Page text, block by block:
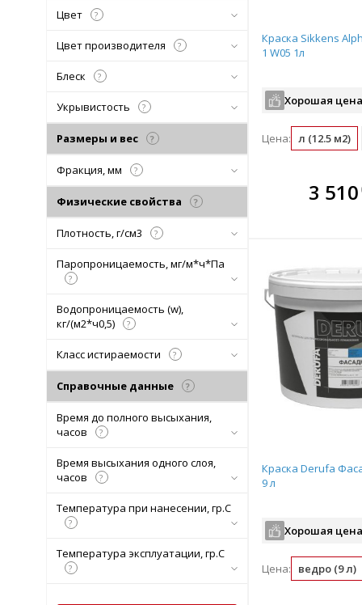
Краска Sikkens
1 W05 1л
Хорошая
Цена: л (12.5 м2)
В комплекте
всегда выгоднее!
Подобрать комплект
3 510
В
всегда
Краска Derufa
9 л
Хорошая
Цена: ведро (9 л)
Цвет ?
Цвет производителя ?
Блеск ?
Укрывистость ?
Размеры и вес ?
Фракция, мм ?
Физические свойства ?
Плотность, г/см3 ?
Паропроницаемость, мг/м*ч*Па
?
Водопроницаемость (w),
кг/(м2*ч0,5)
?
Класс истираемости ?
Справочные данные ?
Время до полного высыхания,
часов
?
Время высыхания одного слоя,
часов
?
Температура при нанесении, гр.С
?
Температура эксплуатации, гр.С
?